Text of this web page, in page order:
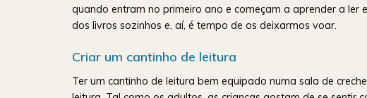
quando entram no primeiro ano e começam a aprender a ler
dos livros sozinhos e, aí, é tempo de os deixarmos voar.
Criar um cantinho de leitura
Ter um cantinho de leitura bem equipado numa sala de